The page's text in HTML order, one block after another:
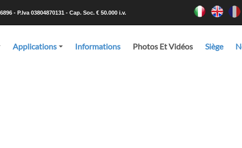
- P.Iva 03804870131 - Cap. Soc. € 50.000 i.v.
Applications Informations Photos Et Vidéos Siège